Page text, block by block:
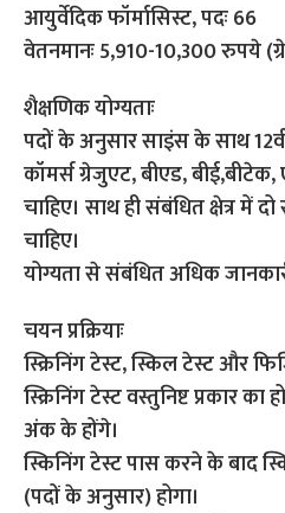
आयुर्वेदिक फॉर्मासिस्ट, पदः 66
वेतनमानः 5,910-10,300 रुपये
शैक्षणिक योग्यताः
पदों के अनुसार साइंस के साथ
कॉमर्स ग्रेजुएट, बीएड, बीई,बीटेक,
चाहिए। साथ ही संबंधित क्षेत्र में
चाहिए।
योग्यता से संबंधित अधिक
चयन प्रक्रियाः
स्क्रिनिंग टेस्ट, स्किल टेस्ट और
स्क्रिनिंग टेस्ट वस्तुनिष्ट प्रकार
अंक के होंगे।
स्किनिंग टेस्ट पास करने के बाद
(पदों के अनुसार) होगा।